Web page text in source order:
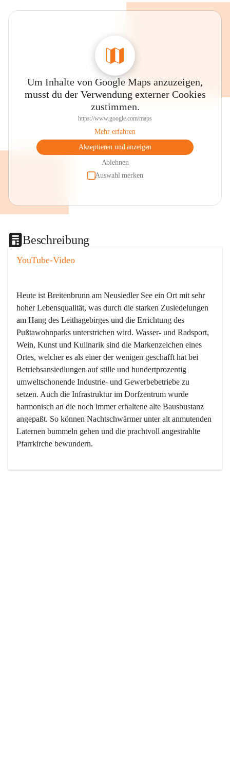
Um Inhalte von Google Maps anzuzeigen,
musst du der Verwendung externer Cookies
zustimmen.
https://www.google.com/maps
Mehr erfahren
Akzeptieren und anzeigen
Ablehnen
Auswahl merken
Beschreibung
YouTube-Video
Heute ist Breitenbrunn am Neusiedler See ein Ort mit sehr
hoher Lebensqualität, was durch die starken Zusiedelungen
am Hang des Leithagebirges und die Errichtung des
Pußtawohnparks unterstrichen wird. Wasser- und Radsport,
Wein, Kunst und Kulinarik sind die Markenzeichen eines
Ortes, welcher es als einer der wenigen geschafft hat bei
Betriebsansiedlungen auf stille und hundertprozentig
umweltschonende Industrie- und Gewerbebetriebe zu
setzen. Auch die Infrastruktur im Dorfzentrum wurde
harmonisch an die noch immer erhaltene alte Bausbustanz
angepaßt. So können Nachtschwärmer unter alt anmutenden
Laternen bummeln gehen und die prachtvoll angestrahlte
Pfarrkirche bewundern.
Der Weinbau dominert heute nicht mehr, ist aber integrativer